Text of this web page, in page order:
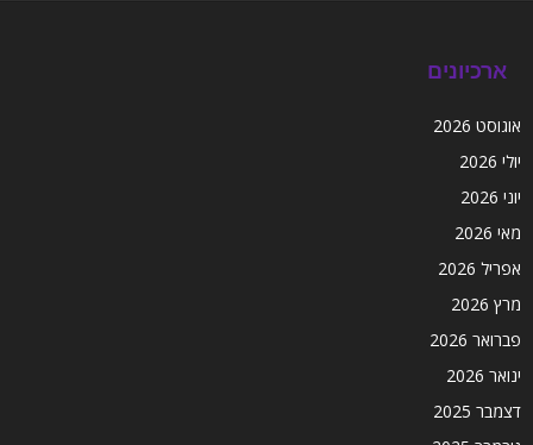
ארכיונים
אוגוסט 2026
יולי 2026
יוני 2026
מאי 2026
אפריל 2026
מרץ 2026
פברואר 2026
ינואר 2026
דצמבר 2025